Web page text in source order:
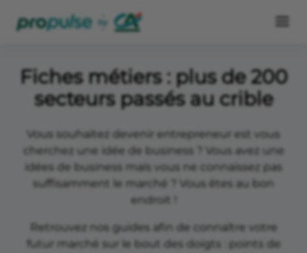
Fiches métiers : plus de 200
secteurs passés au crible
Vous souhaitez devenir entrepreneur est vous
cherchez une idée de business ? Vous avez une
idées de business mais vous ne connaissez pas
suffisamment le marché ? Vous êtes au bon
endroit !
Retrouvez nos guides afin de connaître votre
futur marché sur le bout des doigts : points de